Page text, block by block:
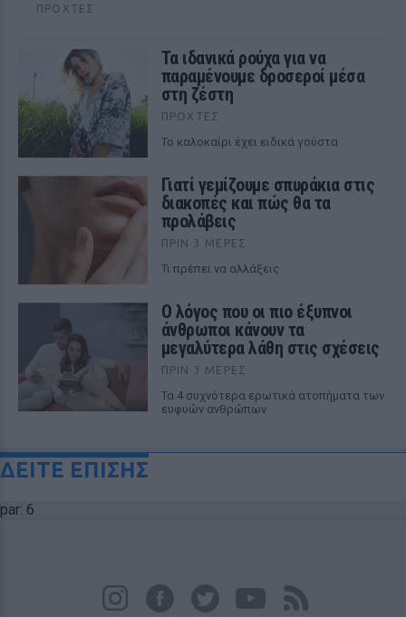
ΠΡΟΧΤΈΣ
Τα ιδανικά ρούχα για να
παραμένουμε δροσεροί μέσα
στη ζέστη
ΠΡΟΧΤΈΣ
To καλοκαίρι έχει ειδικά γούστα
Γιατί γεμίζουμε σπυράκια στις
διακοπές και πώς θα τα
προλάβεις
ΠΡΙΝ 3 ΜΈΡΕΣ
Τι πρέπει να αλλάξεις
Ο λόγος που οι πιο έξυπνοι
άνθρωποι κάνουν τα
μεγαλύτερα λάθη στις σχέσεις
ΠΡΙΝ 3 ΜΈΡΕΣ
Τα 4 συχνότερα ερωτικά ατοπήματα των
ευφυών ανθρώπων
ΔΕΙΤΕ ΕΠΙΣΗΣ
par: 6